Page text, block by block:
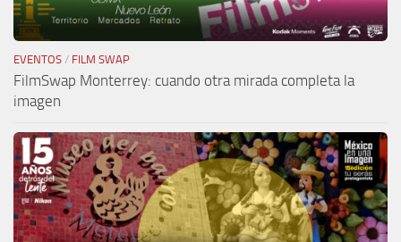
EVENTOS / FILM SWAP
FilmSwap Monterrey: cuando otra mirada completa la
imagen